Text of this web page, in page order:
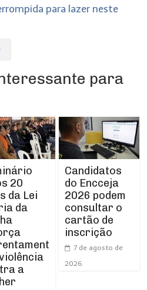
para lazer neste
para
20
da Lei
da
a
Candidatos
do Encceja
2026 podem
consultar o
cartão de
inscrição
7 de agosto de
2026